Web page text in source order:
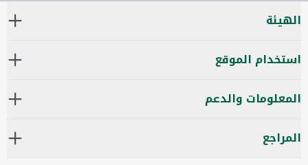
الهيئة
استخدام الموقع
المعلومات والدعم
المراجع